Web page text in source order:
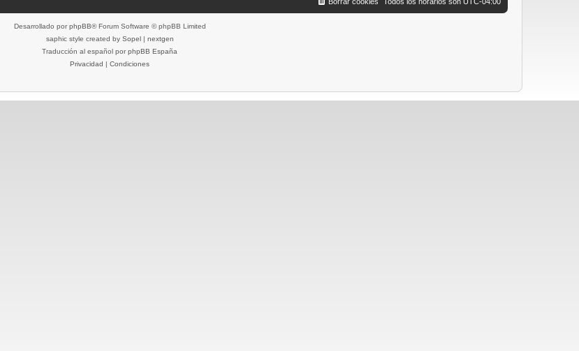
Desarrollado por phpBB® Forum Software © phpBB Limited
saphic style created by Sopel| nextgen
Traducción al español por phpBB España
Privacidad | Condiciones